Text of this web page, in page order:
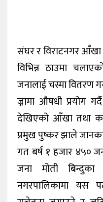
संघर र विराटनगर
विभिन्न ठाउमा
जनालाई चस्मा वितरण
ज्नामा औषधी प्रयोग
देखिएको आँखा तथा
प्रमुख पुष्कर झाले
गत बर्ष १ हजार ४५०
जना मोती बिन्दुका
नगरपालिकामा यस